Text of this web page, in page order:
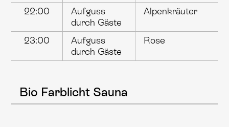
22:00
Aufguss
durch Gäste
Alpenkräuter
23:00
Aufguss
durch Gäste
Rose
Bio Farblicht Sauna